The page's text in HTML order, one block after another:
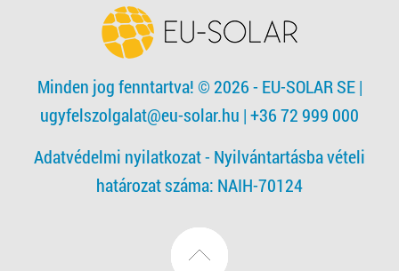
Minden jog fenntartva! © 2026 - EU-SOLAR SE|
ugyfelszolgalat@eu-solar.hu | +36 72 999 000
Adatvédelmi nyilatkozat - Nyilvántartásba vételi
határozat száma: NAIH-70124